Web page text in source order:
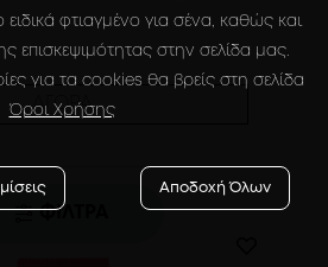
ΦΙΛΤΡΑ
ΑΓΟΡΑ
ειδικά φτιαγμένο για σένα, καθώς και
επισκεψιμότητας στην σελίδα μας.
για τα cookies θα βρείς στη σελίδα
Όροι Χρήσης
Αποδοχή Όλων